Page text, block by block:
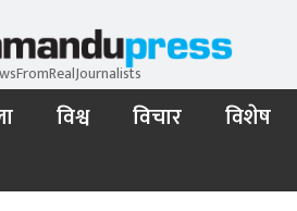
विश्व विचार विशेष